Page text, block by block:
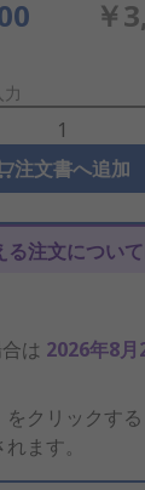
￥
注文書へ追加
る注文につい
は 2026年8月
をクリックす
ます。